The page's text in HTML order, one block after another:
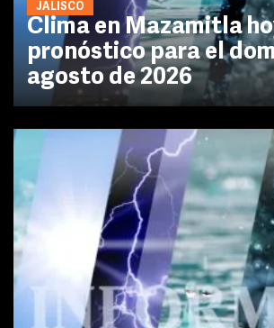
JALISCO
Clima en Mazamitla
pronóstico para el
agosto de 2026